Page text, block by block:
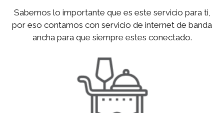
Sabemos lo importante que es este servicio para ti,
por eso contamos con servicio de internet de banda
ancha para que siempre estes conectado.